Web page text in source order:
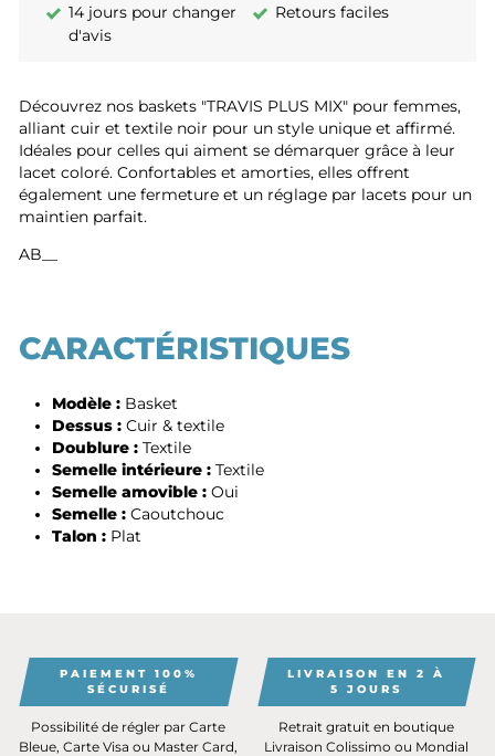
14 jours pour changer
d'avis
Retours faciles
Découvrez nos baskets "TRAVIS PLUS MIX" pour femmes,
alliant cuir et textile noir pour un style unique et affirmé.
Idéales pour celles qui aiment se démarquer grâce à leur
lacet coloré. Confortables et amorties, elles offrent
également une fermeture et un réglage par lacets pour un
maintien parfait.
AB__
CARACTÉRISTIQUES
Modèle : Basket
Dessus : Cuir & textile
Doublure : Textile
Semelle intérieure : Textile
Semelle amovible : Oui
Semelle : Caoutchouc
Talon : Plat
PAIEMENT 100%
SÉCURISÉ
Possibilité de régler par Carte
Bleue, Carte Visa ou Master Card,
LIVRAISON EN 2 À
5 JOURS
Retrait gratuit en boutique
Livraison Colissimo ou Mondial